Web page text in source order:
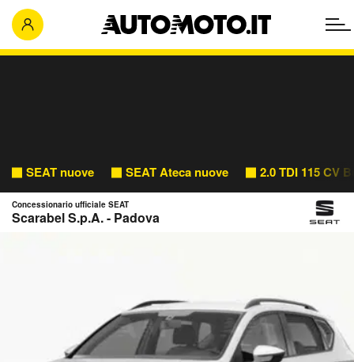
SEAT nuove SEAT Ateca nuove 2.0 TDI 115 CV
Concessionario ufficiale SEAT
Scarabel S.p.A. - Padova